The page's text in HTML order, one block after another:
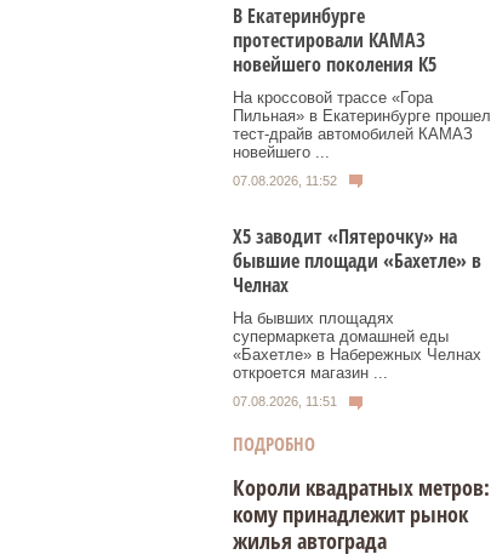
В Екатеринбурге
протестировали КАМАЗ
новейшего поколения К5
На кроссовой трассе «Гора
Пильная» в Екатеринбурге прошел
тест-драйв автомобилей КАМАЗ
новейшего ...
07.08.2026, 11:52
Х5 заводит «Пятерочку» на
бывшие площади «Бахетле» в
Челнах
На бывших площадях
супермаркета домашней еды
«Бахетле» в Набережных Челнах
откроется магазин ...
07.08.2026, 11:51
ПОДРОБНО
Короли квадратных метров:
кому принадлежит рынок
жилья автограда